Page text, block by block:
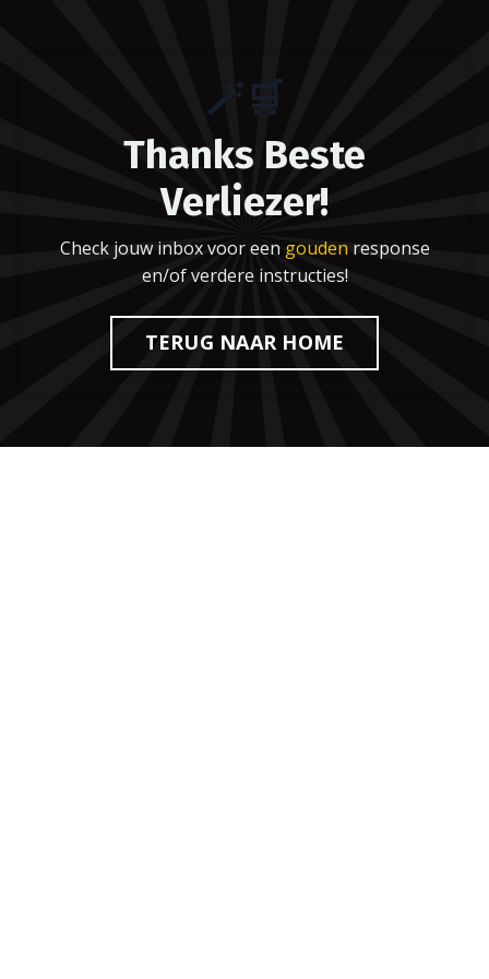
🪄🛒
Thanks Beste
Verliezer!
Check jouw inbox voor een goudenresponse
en/of verdere instructies!
TERUG NAAR HOME